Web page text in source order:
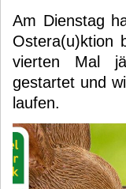
Am Dienstag
Ostera(u)ktion
vierten Mal
gestartet und
laufen.